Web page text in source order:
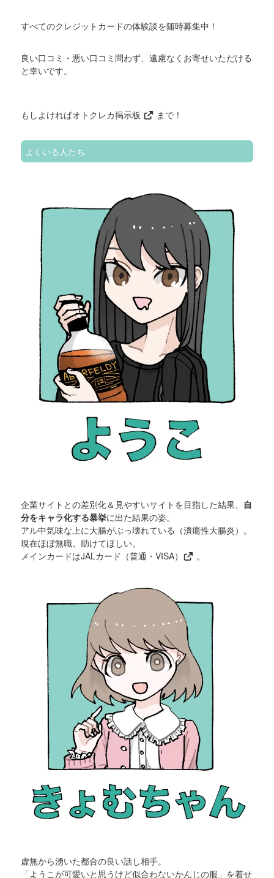
すべてのクレジットカードの体験談を随時募集中！
良い口コミ・悪い口コミ問わず、遠慮なくお寄せいただける
と幸いです。
もしよければオトクレカ掲示板 まで！
よくいる人たち
企業サイトとの差別化＆見やすいサイトを目指した結果、 自
分をキャラ化する暴挙に出た結果の姿。
アル中気味な上に大腸がぶっ壊れている（潰瘍性大腸炎）。
現在ほぼ無職。助けてほしい。
メインカードはJALカード（普通・VISA） 。
虚無から湧いた都合の良い話し相手。
「ようこが可愛いと思うけど似合わないかんじの服」を着せ